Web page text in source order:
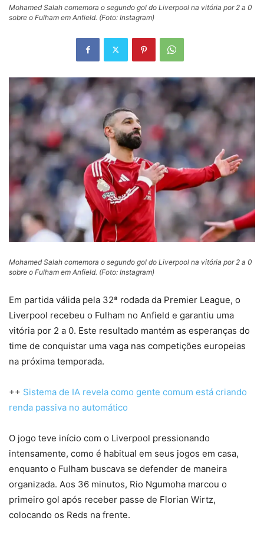
Mohamed Salah comemora o segundo gol do Liverpool na vitória por 2 a 0
sobre o Fulham em Anfield. (Foto: Instagram)
Mohamed Salah comemora o segundo gol do Liverpool na vitória por 2 a 0
sobre o Fulham em Anfield. (Foto: Instagram)
Em partida válida pela 32ª rodada da Premier League, o
Liverpool recebeu o Fulham no Anfield e garantiu uma
vitória por 2 a 0. Este resultado mantém as esperanças do
time de conquistar uma vaga nas competições europeias
na próxima temporada.
++ Sistema de IA revela como gente comum está criando
renda passiva no automático
O jogo teve início com o Liverpool pressionando
intensamente, como é habitual em seus jogos em casa,
enquanto o Fulham buscava se defender de maneira
organizada. Aos 36 minutos, Rio Ngumoha marcou o
primeiro gol após receber passe de Florian Wirtz,
colocando os Reds na frente.